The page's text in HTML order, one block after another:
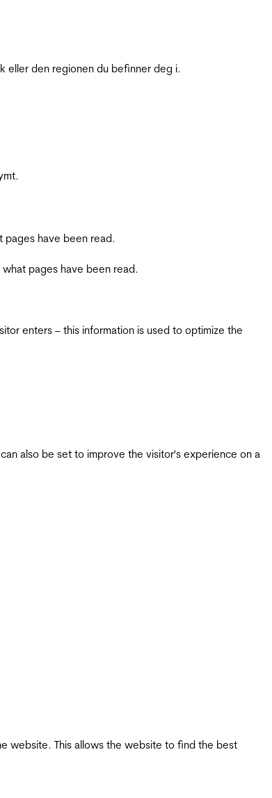
eller den regionen du befinner deg i.
pages have been read.
pages have been read.
enters – this information is used to optimize the
also be set to improve the visitor's experience on a
website. This allows the website to find the best